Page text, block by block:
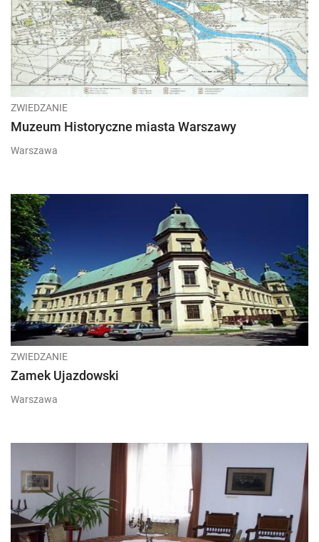
ZWIEDZANIE
Muzeum Historyczne miasta Warszawy
Warszawa
ZWIEDZANIE
Zamek Ujazdowski
Warszawa